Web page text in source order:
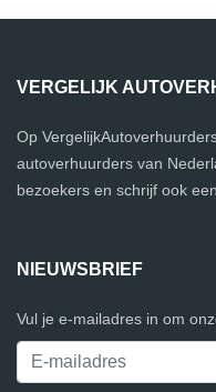
VERGELIJK
Op
autoverhuurders van
bezoekers en schrijf ook
NIEUWSBRIEF
Vul je e-mailadres in om